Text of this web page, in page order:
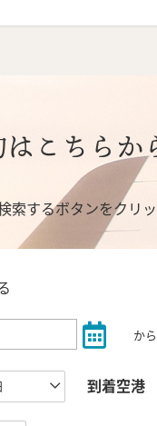
はこちらか
索するボタンをクリ
から
到着空港